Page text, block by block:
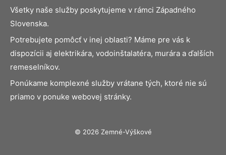
Všetky naše služby poskytujeme v rámci Západného
Slovenska.
Potrebujete pomôcť v inej oblasti? Máme pre vás k
dispozícii aj elektrikára, vodoinštalatéra, murára a ďalších
remeselníkov.
Ponúkame komplexné služby vrátane tých, ktoré nie sú
priamo v ponuke webovej stránky.
© 2026 Zemné-Výškové